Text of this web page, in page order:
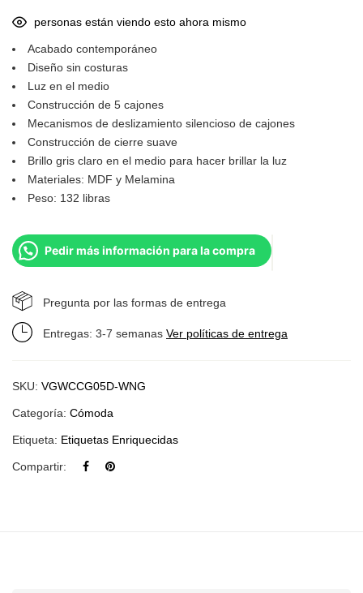
personas están viendo esto ahora mismo
Acabado contemporáneo
Diseño sin costuras
Luz en el medio
Construcción de 5 cajones
Mecanismos de deslizamiento silencioso de cajones
Construcción de cierre suave
Brillo gris claro en el medio para hacer brillar la luz
Materiales: MDF y Melamina
Peso: 132 libras
Pedir más información para la compra
Pregunta por las formas de entrega
Entregas: 3-7 semanas Ver políticas de entrega
SKU: VGWCCG05D-WNG
Categoría: Cómoda
Etiqueta: Etiquetas Enriquecidas
Compartir: